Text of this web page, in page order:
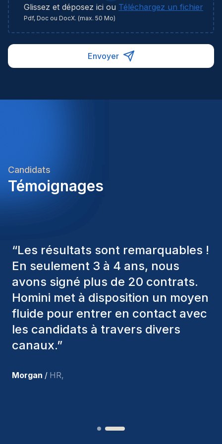
natural inclination to take initiative and drive
improvementsUnwavering commitment to safety
as a core value and operational priorityAbility to
balance commercial objectives with technical
excellence and team well-beingRole Impact &
Success:In this position, you will directly influence
commercial and technical perspectives, combined
Glissez et déposez ici ou Téléchargez un fichier
Pdf, Doc ou DocX. (max. 50 Mo)
Envoyer
Candidats
Témoignages
“Les consultants Homini ont
toujours pris en considération
divers critères pour nous proposer
les bons candidats. Ceux que
nous avons recrutés sont toujours
parmi nous, et personnellement, je
suis très satisfait des nouvelles